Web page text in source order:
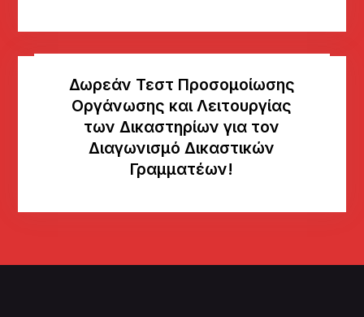
Δωρεάν Τεστ Προσομοίωσης
Οργάνωσης και Λειτουργίας
των Δικαστηρίων για τον
Διαγωνισμό Δικαστικών
Γραμματέων!